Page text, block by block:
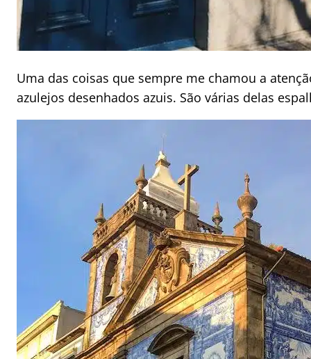
Uma das coisas que sempre me chamou a
azulejos desenhados azuis. São várias delas